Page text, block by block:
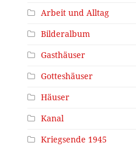
Arbeit und Alltag
Bilderalbum
Gasthäuser
Gotteshäuser
Häuser
Kanal
Kriegsende 1945